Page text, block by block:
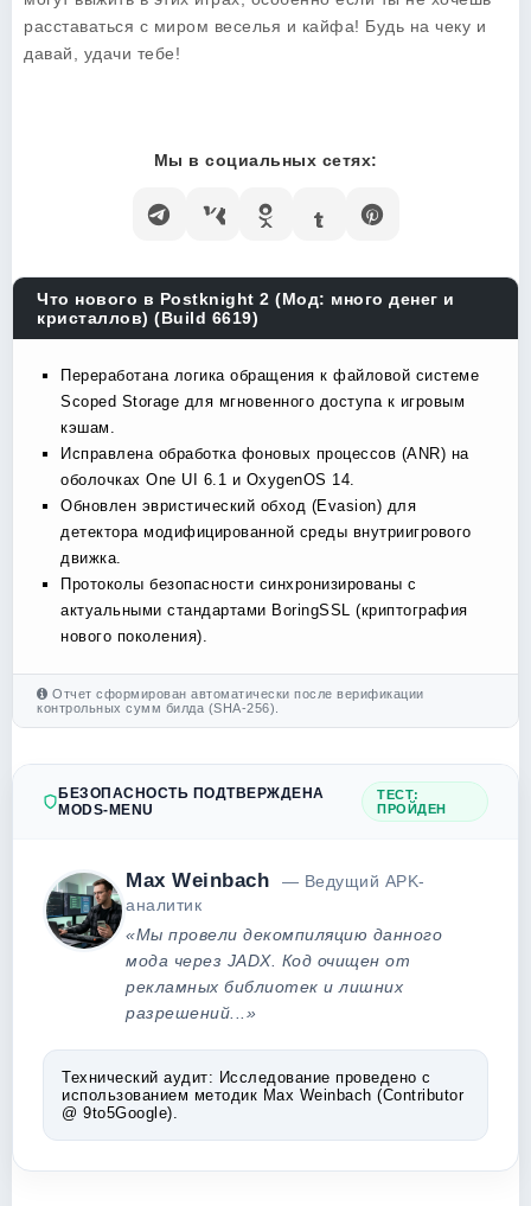
расставаться с миром веселья и кайфа! Будь на чеку и
давай, удачи тебе!
Мы в социальных сетях:
Что нового в Postknight 2 (Мод: много денег и
кристаллов) (Build 6619)
Переработана логика обращения к файловой системе
Scoped Storage для мгновенного доступа к игровым
кэшам.
Исправлена обработка фоновых процессов (ANR) на
оболочках One UI 6.1 и OxygenOS 14.
Обновлен эвристический обход (Evasion) для
детектора модифицированной среды внутриигрового
движка.
Протоколы безопасности синхронизированы с
актуальными стандартами BoringSSL (криптография
нового поколения).
Отчет сформирован автоматически после верификации
контрольных сумм билда (SHA-256).
БЕЗОПАСНОСТЬ ПОДТВЕРЖДЕНА
MODS-MENU
ТЕСТ:
ПРОЙДЕН
Max Weinbach
— Ведущий APK-
аналитик
«Мы провели декомпиляцию данного
мода через JADX. Код очищен от
рекламных библиотек и лишних
разрешений...»
Технический аудит: Исследование проведено с
использованием методик Max Weinbach (Contributor
@ 9to5Google).